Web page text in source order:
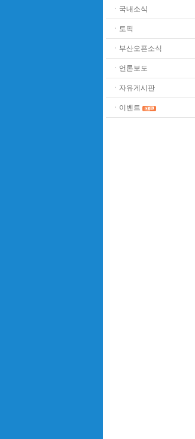
ㆍ국내소식
ㆍ토픽
ㆍ부산오픈소식
ㆍ언론보도
ㆍ자유게시판
ㆍ이벤트